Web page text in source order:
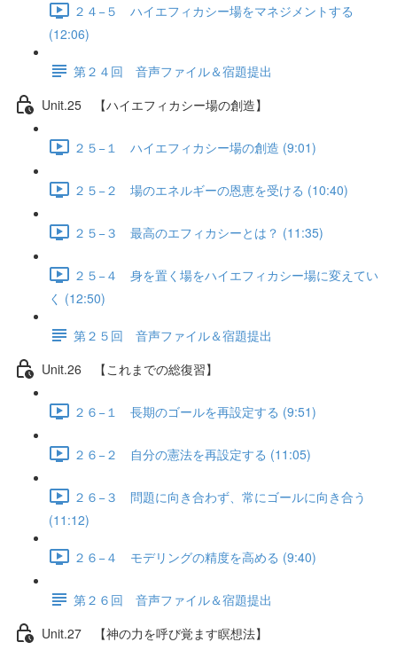
２４−５ ハイエフィカシー場をマネジメントする
(12:06)
第２４回 音声ファイル＆宿題提出
Unit.25 【ハイエフィカシー場の創造】
２５−１ ハイエフィカシー場の創造 (9:01)
２５−２ 場のエネルギーの恩恵を受ける (10:40)
２５−３ 最高のエフィカシーとは？ (11:35)
２５−４ 身を置く場をハイエフィカシー場に変えてい
く (12:50)
第２５回 音声ファイル＆宿題提出
Unit.26 【これまでの総復習】
２６−１ 長期のゴールを再設定する (9:51)
２６−２ 自分の憲法を再設定する (11:05)
２６−３ 問題に向き合わず、常にゴールに向き合う
(11:12)
２６−４ モデリングの精度を高める (9:40)
第２６回 音声ファイル＆宿題提出
Unit.27 【神の力を呼び覚ます瞑想法】